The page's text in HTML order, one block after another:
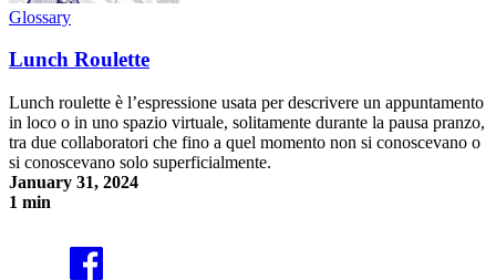
Glossary
Lunch Roulette
Lunch roulette è l’espressione usata per descrivere un appuntamento
in loco o in uno spazio virtuale, solitamente durante la pausa pranzo,
tra due collaboratori che fino a quel momento non si conoscevano o
si conoscevano solo superficialmente.
January 31, 2024
1 min